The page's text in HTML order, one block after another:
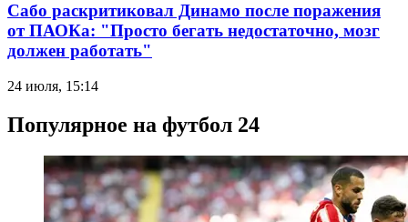
Сабо раскритиковал Динамо после поражения
от ПАОКа: "Просто бегать недостаточно, мозг
должен работать"
24 июля, 15:14
Популярное на футбол 24